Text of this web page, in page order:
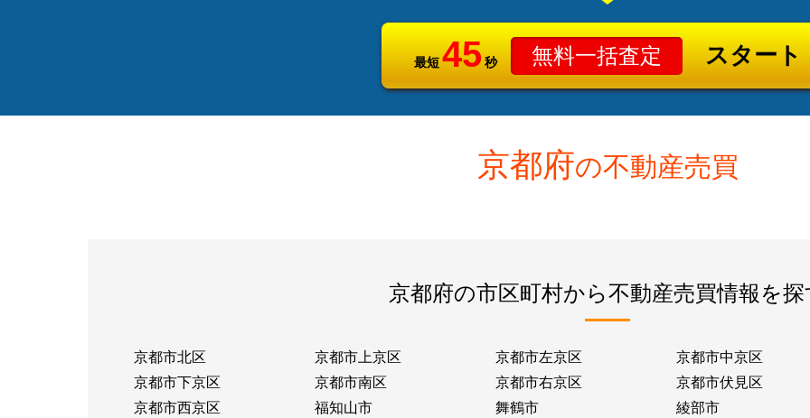
最短45 秒 無料一括査定 スタート
京都府の不動産売買
京都府の市区町村から不動産売買情報を
京都市北区 京都市上京区 京都市左京区
京都市中京区
京都市下京区
京都市南区 京都市右京区
京都市伏見区
京都市西京区
福知山市 舞鶴市
綾部市